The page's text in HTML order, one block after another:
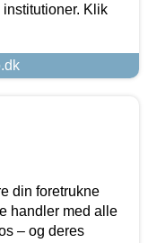
Klik
din foretrukne
handler med alle
– og deres